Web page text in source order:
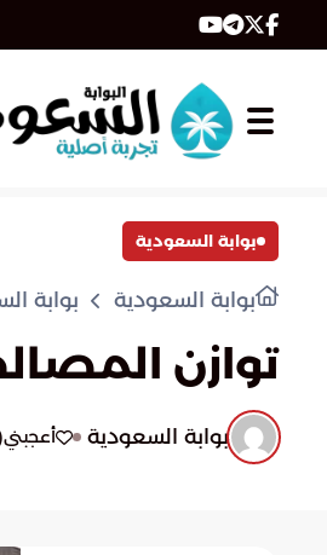
بوابة السعودية
بوابة السعودية بوابة
توازن
بوابة السعودية أعجبني